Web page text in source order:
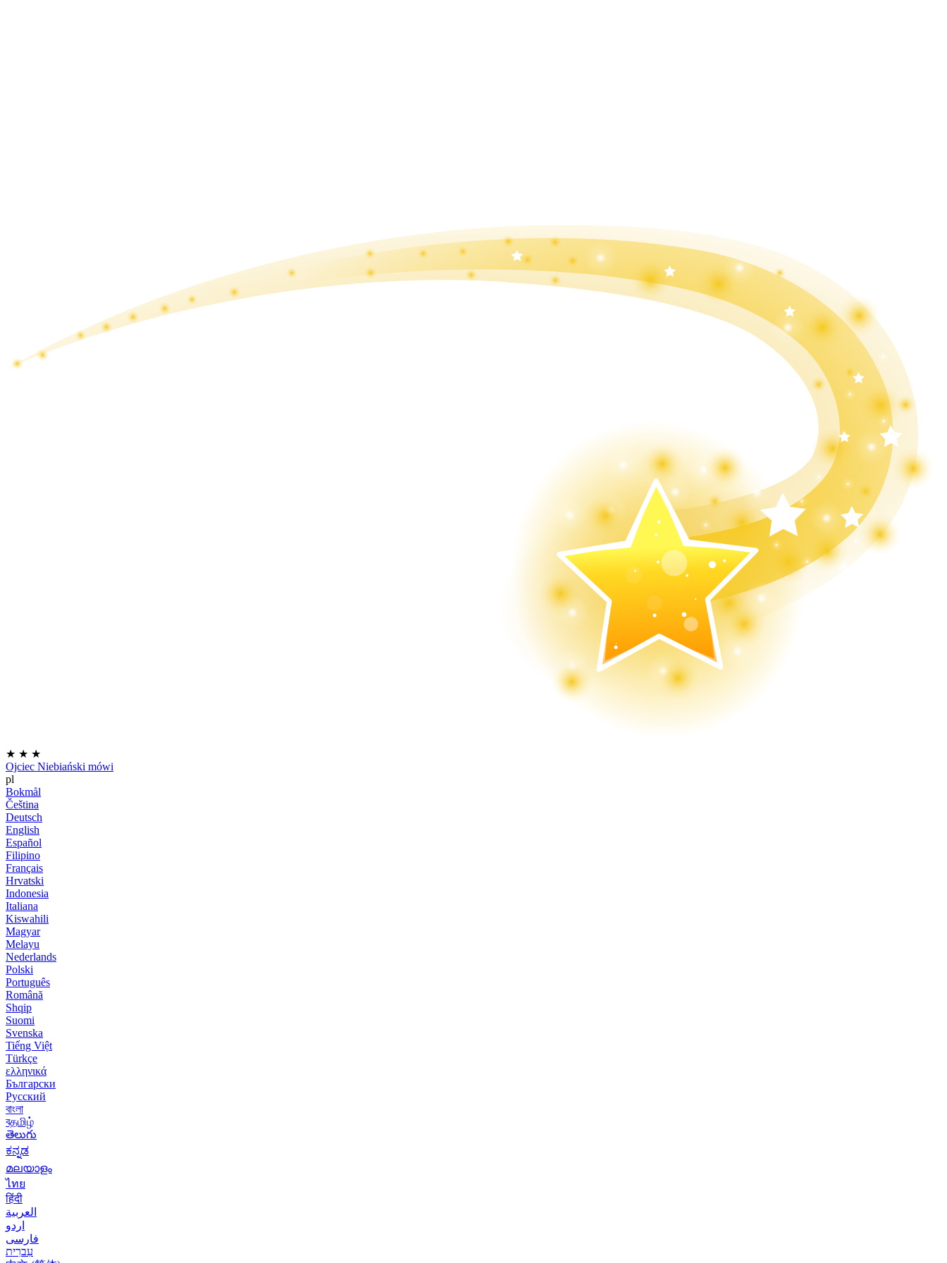
★ ★ ★
Ojciec Niebiański mówi
pl
Bokmål
Čeština
Deutsch
English
Español
Filipino
Français
Hrvatski
Indonesia
Italiana
Kiswahili
Magyar
Melayu
Nederlands
Polski
Português
Română
Shqip
Suomi
Svenska
Tiếng Việt
Türkçe
ελληνικά
Български
Русский
বাংলা
বதமிழ்
తెలుగు
ಕನ್ನಡ
മലയാളം
ไทย
हिंदी
العربية
اردو
فارسی
עִברִית